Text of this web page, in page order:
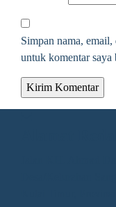
Simpan nama,
untuk komentar saya